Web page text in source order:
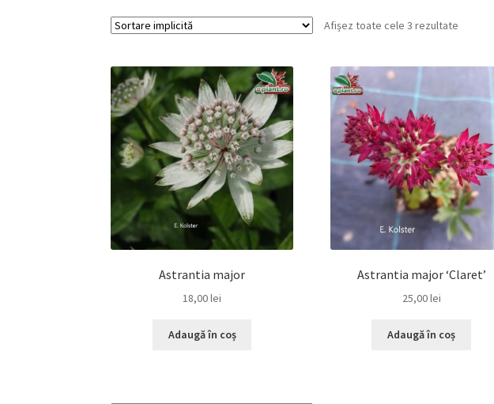
Afișez toate cele 3 rezultate
Astrantia major
18,00lei
Adaugă în coș
Astrantia major ‘Claret’
25,00lei
Adaugă în coș